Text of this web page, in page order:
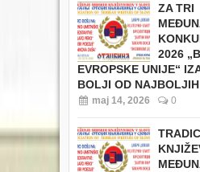
ZA TRI
2026
EVROPSKE UNIJE“
BOLJI OD NAJBOLJIH
maj 14, 2026 0